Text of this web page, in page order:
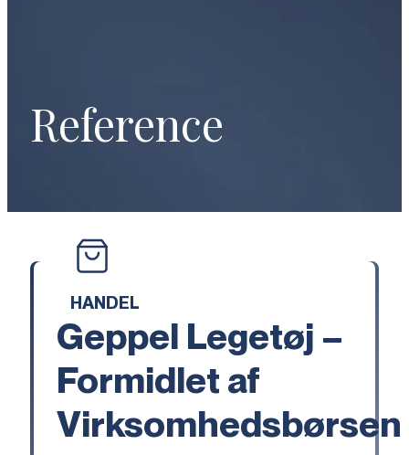
Reference
HANDEL
Geppel Legetøj –
Formidlet af
Virksomhedsbørsen